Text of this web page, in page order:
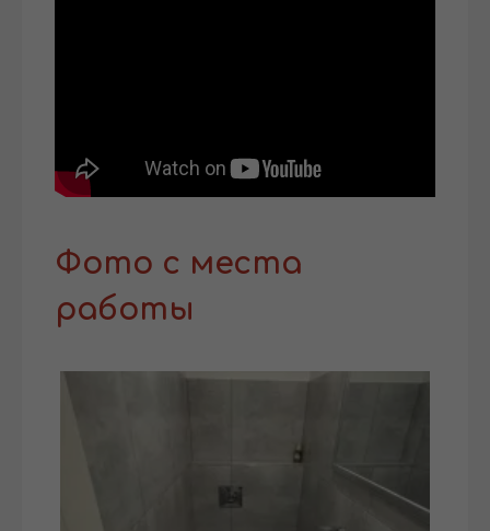
Фото с места
работы